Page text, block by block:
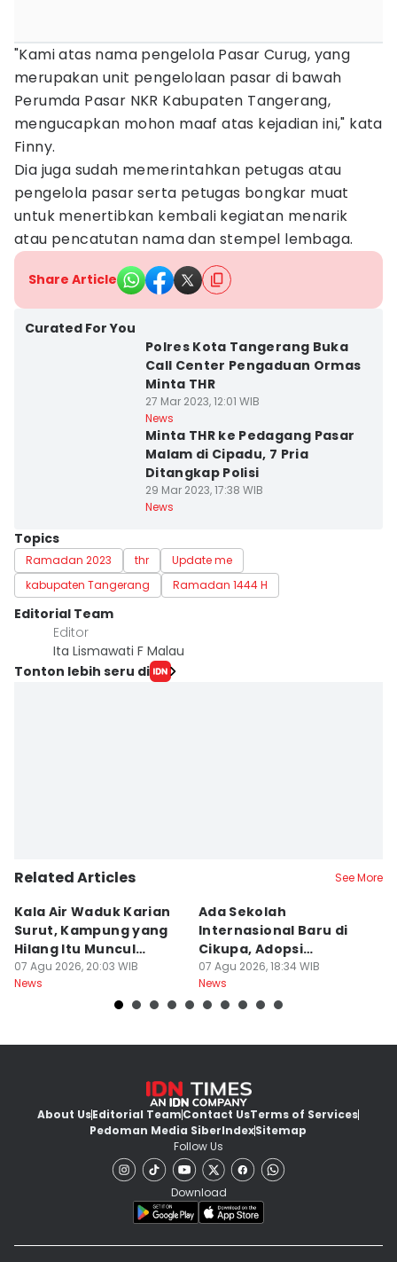
"Kami atas nama pengelola Pasar Curug, yang
merupakan unit pengelolaan pasar di bawah
Perumda Pasar NKR Kabupaten Tangerang,
mengucapkan mohon maaf atas kejadian ini," kata
Finny.
Dia juga sudah memerintahkan petugas atau
pengelola pasar serta petugas bongkar muat
untuk menertibkan kembali kegiatan menarik
atau pencatutan nama dan stempel lembaga.
Share Article
Curated For You
Polres Kota Tangerang Buka
Call Center Pengaduan Ormas
Minta THR
27 Mar 2023, 12:01 WIB
News
Minta THR ke Pedagang Pasar
Malam di Cipadu, 7 Pria
Ditangkap Polisi
29 Mar 2023, 17:38 WIB
News
Topics
Ramadan 2023 thr
Update me
kabupaten Tangerang
Ramadan 1444 H
Editorial Team
Editor
Ita Lismawati F Malau
Tonton lebih seru di
Related Articles See More
Kala Air Waduk Karian
Surut, Kampung yang
Hilang Itu Muncul
Kembali
07 Agu 2026, 20:03 WIB
News
Ada Sekolah
Internasional Baru di
Cikupa, Adopsi
Kurikulum Singapura
07 Agu 2026, 18:34 WIB
News
About UsEditorial TeamContact UsTerms of Services
Pedoman Media SiberIndexSitemap
Follow Us
Download